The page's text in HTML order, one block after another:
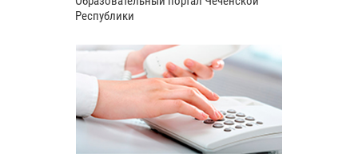
Республики